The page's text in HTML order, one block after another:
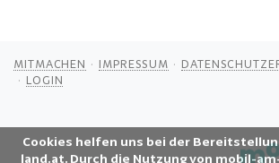
Cookies helfen uns bei der
land.at. Durch die Nutzung von mobil-
MITMACHEN IMPRESSUM
LOGIN